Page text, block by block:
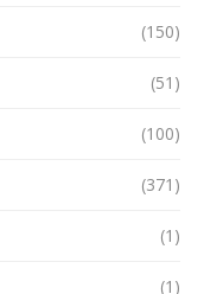
(150)
(51)
(100)
(371)
(1)
(1)